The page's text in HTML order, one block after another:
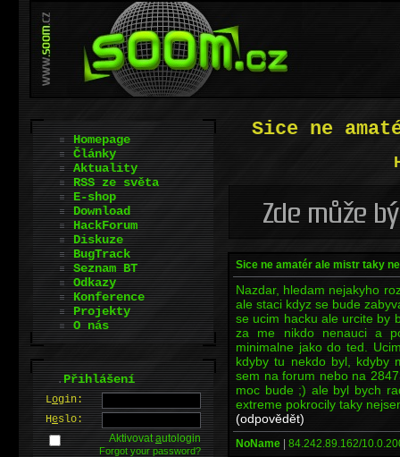
Sice ne
Sice ne amatér ale mistr taky ne
Nazdar, hledam nejakyho
ale staci kdyz se bude
se ucim hacku ale urcite by
za me nikdo nenauci a
minimalne jako do ted.
kdyby tu nekdo byl, kdyby
sem na forum nebo na
moc bude ;) ale byl bych
extreme pokrocily taky
(odpovědět)
NoName | 84.242.89.162/
Homepage
Články
Aktuality
RSS ze světa
E-shop
Download
HackForum
Diskuze
BugTrack
Seznam BT
Odkazy
Konference
Projekty
O nás
.Přihlášení
Login:
Heslo:
Aktivovatautologin
Forgot your password?